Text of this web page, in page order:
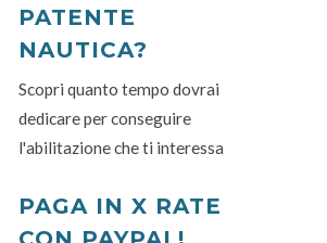
PATENTE
NAUTICA?
Scopri quanto tempo dovrai
dedicare per conseguire
l'abilitazione che ti interessa
PAGA IN X RATE